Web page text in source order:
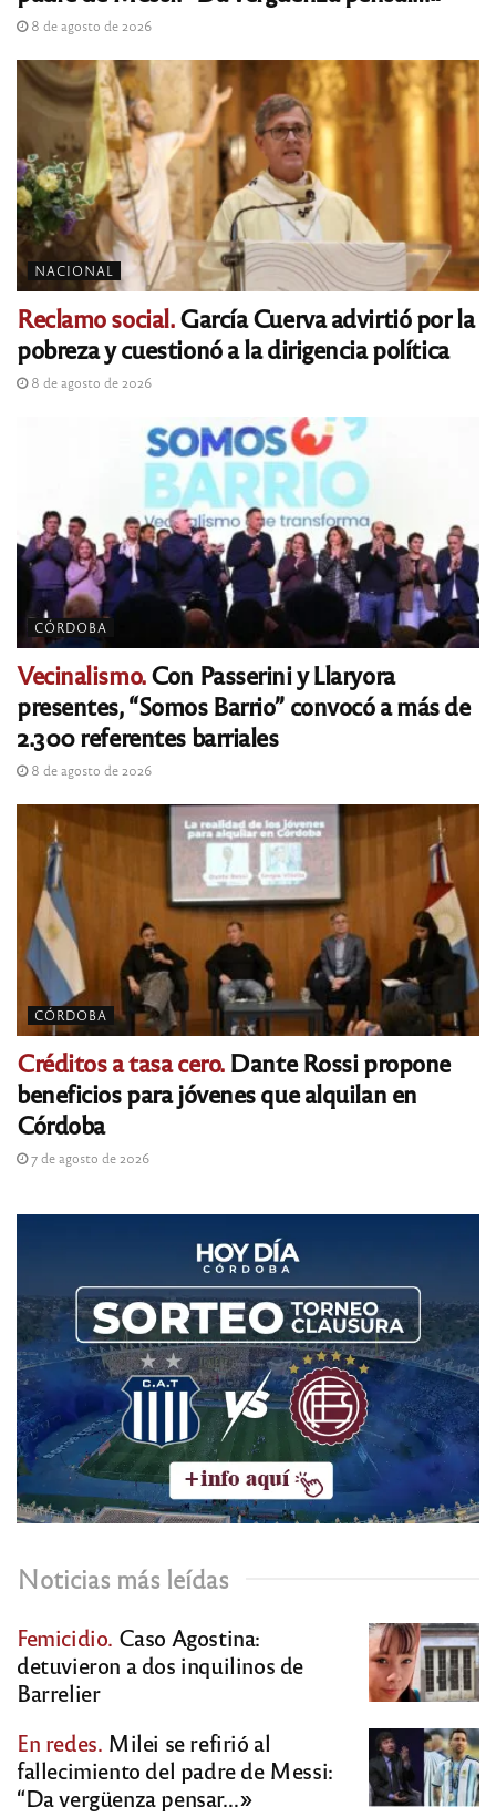
8 de agosto de 2026
NACIONAL
Reclamo social.García Cuerva advirtió por la
pobreza y cuestionó a la dirigencia política
8 de agosto de 2026
CÓRDOBA
Vecinalismo.Con Passerini y Llaryora
presentes, “Somos Barrio” convocó a más de
2.300 referentes barriales
8 de agosto de 2026
CÓRDOBA
Créditos a tasa cero.Dante Rossi propone
beneficios para jóvenes que alquilan en
Córdoba
7 de agosto de 2026
Noticias más leídas
Femicidio. Caso Agostina:
detuvieron a dos inquilinos de
Barrelier
En redes. Milei se refirió al
fallecimiento del padre de Messi:
“Da vergüenza pensar…»